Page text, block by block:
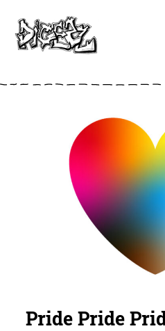
Pride Pride